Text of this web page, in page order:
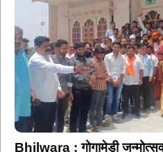
Bhilwara : गोगामेड़ी